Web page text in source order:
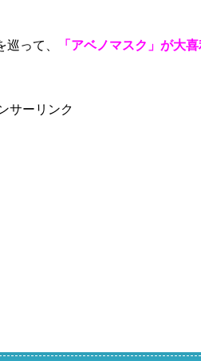
って、
「アベノマスク」が大
サーリンク